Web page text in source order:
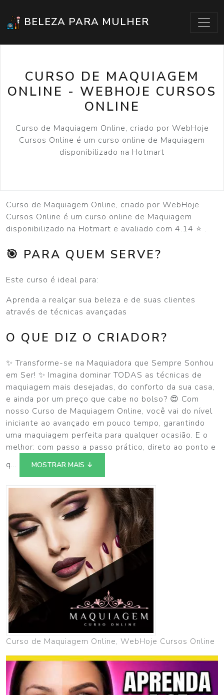
BELEZA PARA MULHER
CURSO DE MAQUIAGEM
ONLINE - WEBHOJE CURSOS
ONLINE
Curso de Maquiagem Online, criado por WebHoje
Cursos Online é um curso online de Maquiagem
disponibilizado na Hotmart
Curso de Maquiagem Online, criado por WebHoje
Cursos Online é um curso online de Maquiagem
disponibilizado na Hotmart e avaliado com 4.14 ⭐ .
🎯 PARA QUEM SERVE?
Este curso é ideal para:
Aprenda a realçar sua beleza e de suas clientes
através de técnicas avançadas
O QUE DIZ O CRIADOR?
✨ Transforme-se na Maquiadora que Sempre Sonhou
em Ser! ✨ Imagina dominar TODAS as técnicas de
maquiagem mais desejadas, do conforto da sua casa,
e ainda por um preço que cabe no bolso? 😍 Com
nosso Curso de Maquiagem Online, você vai do nível
iniciante ao avançado em pouco tempo, garantindo
uma maquiagem perfeita para qualquer ocasião. E o
melhor: com passo a passo prático, direto ao ponto e
q...
MOSTRAR MAIS ↓
Curso de Maquiagem Online, WebHoje Cursos Online